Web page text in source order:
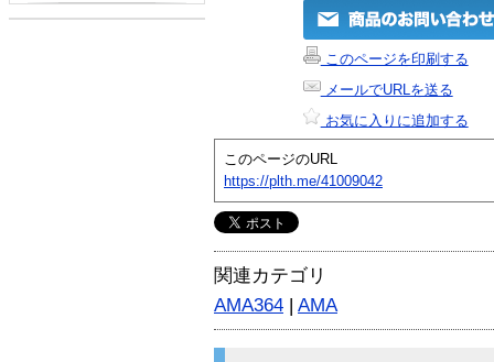
このページを印刷する
メールでURLを送る
お気に入りに追加する
このページのURL
https://plth.me/41009042
関連カテゴリ
AMA364 | AMA